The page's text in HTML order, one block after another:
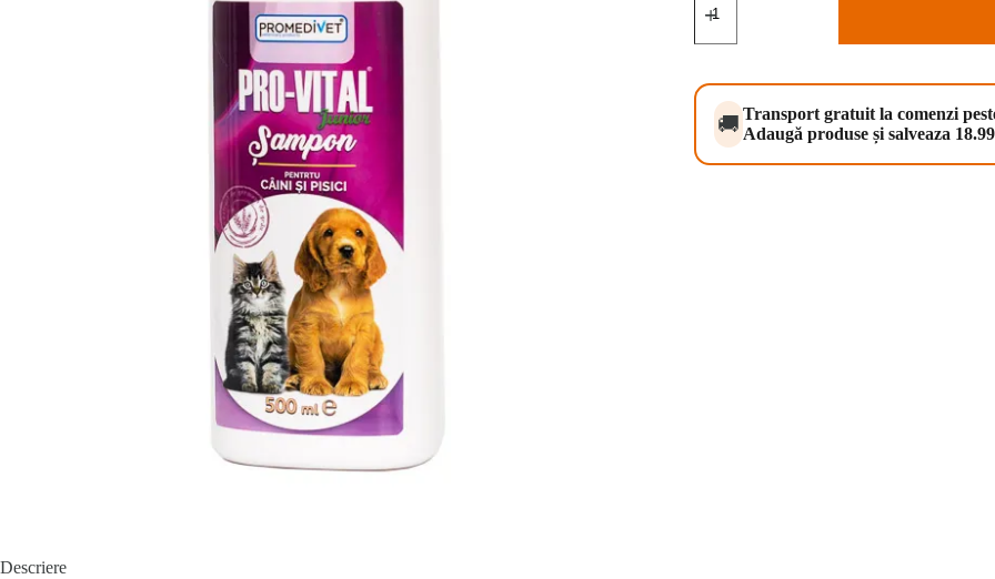
Sampon
Vital
cu
Germeni
Grau
500
🚚 Transport gratuit la comenzi
Adaugă produse și salveaza
Descriere